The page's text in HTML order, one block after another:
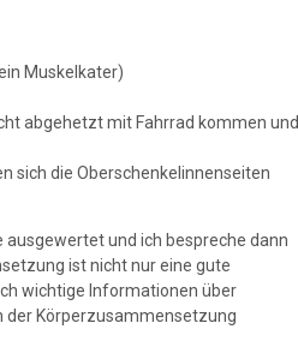
Muskelkater)
abgehetzt mit Fahrrad kommen und
sich die Oberschenkelinnenseiten
und ich bespreche dann
ist nicht nur eine gute
wichtige Informationen über
der Körperzusammensetzung